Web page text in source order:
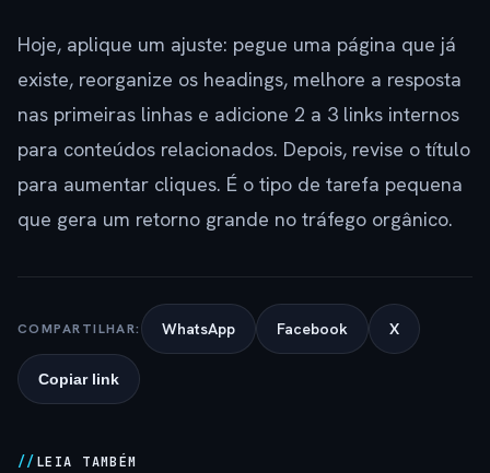
Hoje, aplique um ajuste: pegue uma página que já
existe, reorganize os headings, melhore a resposta
nas primeiras linhas e adicione 2 a 3 links internos
para conteúdos relacionados. Depois, revise o título
para aumentar cliques. É o tipo de tarefa pequena
que gera um retorno grande no tráfego orgânico.
COMPARTILHAR: WhatsApp Facebook X
Copiar link
LEIA TAMBÉM